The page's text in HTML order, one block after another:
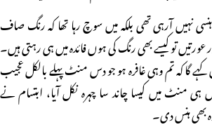
نہیں آرہی تھی بلکہ میں سوچ رہا تھا کہ رنگ صاف
عورتیں تو کیسے بھی رنگ کی ہوں فائدہ میں ہی رہتی ہیں۔
گا کہ تم وہی غافرہ ہو جو دس منٹ پہلے بالکل عجیب
ہی منٹ میں کیسا چاند سا چہرہ نکل آیا، ابتسام نے
بھی ہنس دی۔